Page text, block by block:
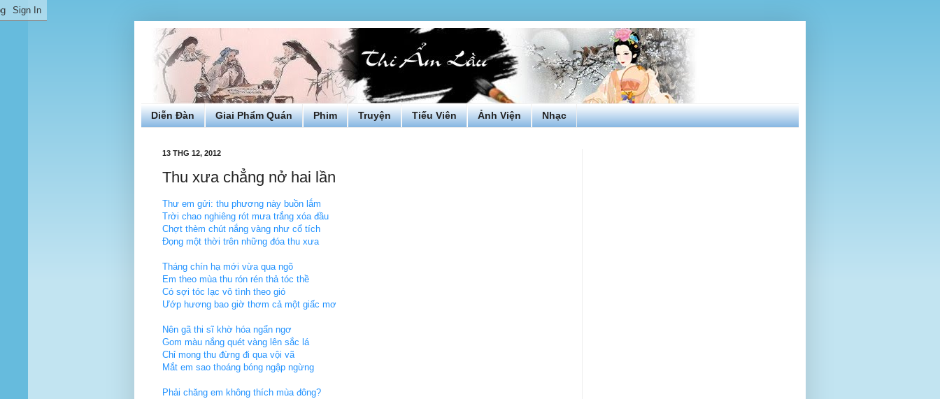
Diễn Đàn Giai Phẩm Quán Phim Truyện Tiếu Viên Ảnh Viện Nhạc
13 THG 12, 2012
Thu xưa chẳng nở hai lần
Thư em gửi: thu phương này buồn lắm
Trời chao nghiêng rót mưa trắng xóa đầu
Chợt thèm chút nắng vàng như cổ tích
Đọng một thời trên những đóa thu xưa
Tháng chín hạ mới vừa qua ngõ
Em theo mùa thu rón rén thả tóc thề
Có sợi tóc lạc vô tình theo gió
Ướp hương bao giờ thơm cả một giấc mơ
Nên gã thi sĩ khờ hóa ngẩn ngơ
Gom màu nắng quét vàng lên sắc lá
Chỉ mong thu đừng đi qua vội vã
Mắt em sao thoáng bóng ngập ngừng
Phải chăng em không thích mùa đông?